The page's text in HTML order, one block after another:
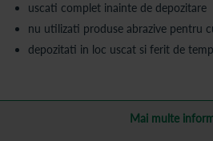
uscati complet inainte de depozitare
nu utilizati produse abrazive pentru
depozitati in loc uscat si ferit de
Mai multe